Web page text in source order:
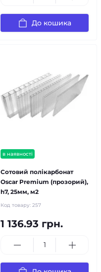
До кошика
в наявності
Сотовий полікарбонат
Oscar Premium (прозорий),
h7, 25мм, м2
Код товару: 257
1 136.93 грн.